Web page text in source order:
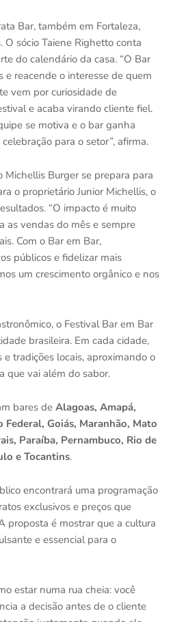
Bar, também em Fortaleza,
sócio Taiene Righetto conta
do calendário da casa. “O Bar
e reacende o interesse de quem
vem por curiosidade de
e acaba virando cliente fiel.
se motiva e o bar ganha
para o setor”, afirma.
Michellis Burger se prepara para
o proprietário Junior Michellis, o
“O impacto é muito
as vendas do mês e sempre
Com o Bar em Bar,
públicos e fidelizar mais
um crescimento orgânico e nos
o Festival Bar em Bar
brasileira. Em cada cidade,
tradições locais, aproximando o
que vai além do sabor.
bares de Alagoas, Amapá,
Federal, Goiás, Maranhão, Mato
Paraíba, Pernambuco, Rio de
e Tocantins.
encontrará uma programação
exclusivos e preços que
proposta é mostrar que a cultura
e essencial para o
estar numa rua cheia: você
a decisão antes de o cliente